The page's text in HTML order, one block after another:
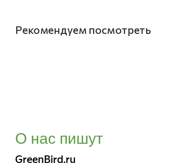
Рекомендуем посмотреть
О нас пишут